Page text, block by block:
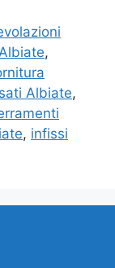
,
Albiate,
, infissi